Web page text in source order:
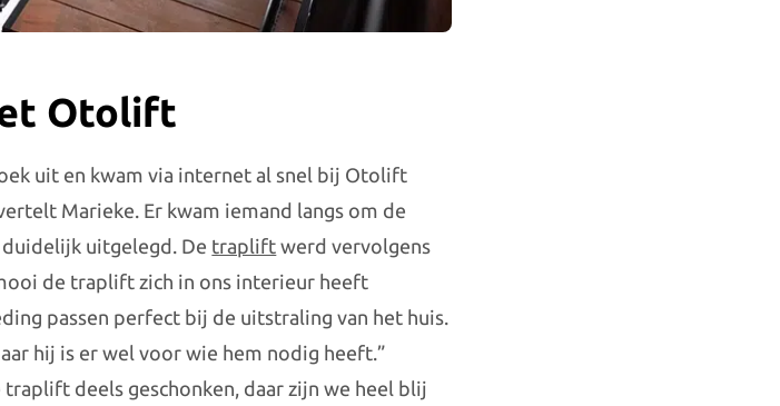
Otolift
uit en kwam via internet al snel bij Otolift
Marieke. Er kwam iemand langs om de
uitgelegd. De traplift werd vervolgens
de traplift zich in ons interieur heeft
passen perfect bij de uitstraling van het huis.
hij is er wel voor wie hem nodig heeft.”
deels geschonken, daar zijn we heel blij